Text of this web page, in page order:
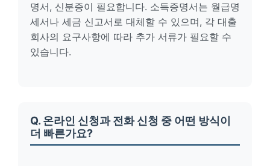
명서, 신분증이 필요합니다. 소득증명서는 월급명
세서나 세금 신고서로 대체할 수 있으며, 각 대출
회사의 요구사항에 따라 추가 서류가 필요할 수
있습니다.
Q. 온라인 신청과 전화 신청 중 어떤 방식이
더 빠른가요?